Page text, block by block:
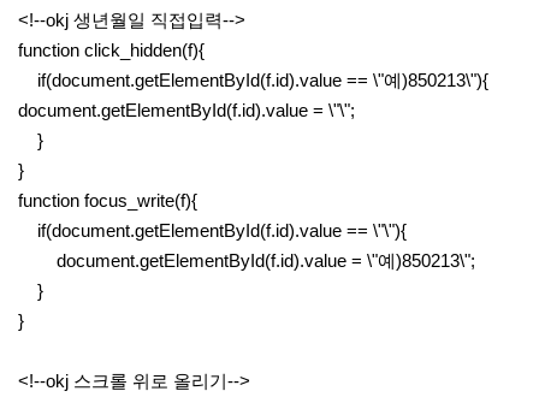
<!--okj 생년월일 직접입력-->
function click_hidden(f){
if(document.getElementById(f.id).value == \"예)850213\"){
document.getElementById(f.id).value = \"\";
}
}
function focus_write(f){
if(document.getElementById(f.id).value == \"\"){
document.getElementById(f.id).value = \"예)850213\";
}
}
<!--okj 스크롤 위로 올리기-->